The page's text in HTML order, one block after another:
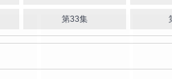
第33集